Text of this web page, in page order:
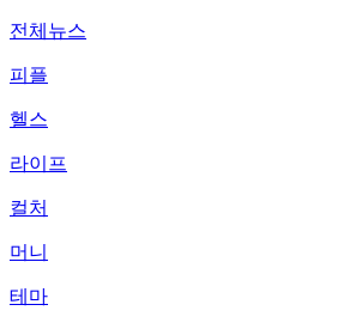
전체뉴스
피플
헬스
라이프
컬처
머니
테마